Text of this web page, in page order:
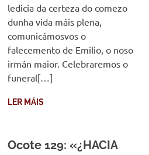
ledicia da certeza do comezo
dunha vida máis plena,
comunicámosvos o
falecemento de Emilio, o noso
irmán maior. Celebraremos o
funeral[…]
LER MÁIS
Ocote 129: «¿HACIA